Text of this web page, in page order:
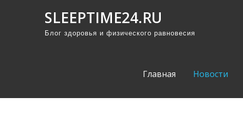
SLEEPTIME24.RU
Блог здоровья и физического равновесия
Главная Новости